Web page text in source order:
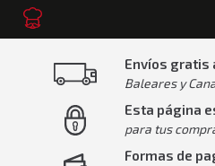
Envíos gratis
Baleares y
Esta página
para tus
Formas de